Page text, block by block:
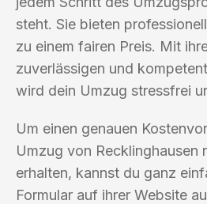
steht. Sie bieten
zu einem fairen Preis. Mit
zuverlässigen und
wird dein Umzug stressfrei
Um einen genauen
Umzug von Recklinghausen
erhalten, kannst du ganz
Formular auf ihrer Website